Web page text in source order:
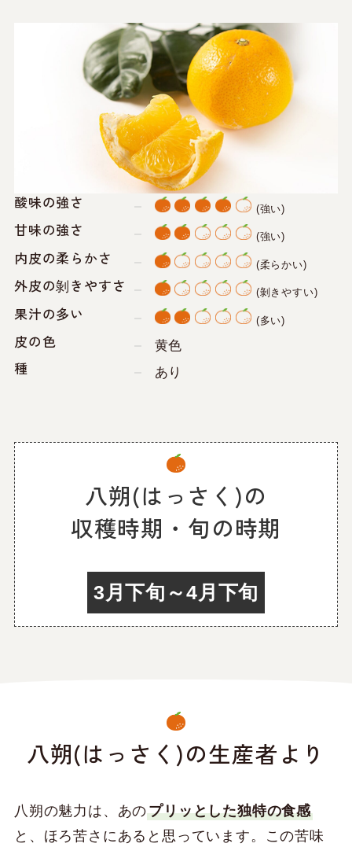
酸味の強さ (強い)
甘味の強さ (強い)
内皮の柔らかさ (柔らかい)
外皮の剝きやすさ (剝きやすい)
果汁の多い (多い)
皮の色 黄色
種 あり
八朔(はっさく)の
収穫時期・旬の時期
3月下旬～4月下旬
八朔(はっさく)の生産者より
八朔の魅力は、あのプリッとした独特の食感
と、ほろ苦さにあると思っています。この苦味